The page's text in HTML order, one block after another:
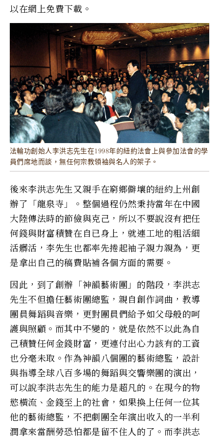
以在網上免費下載。
法輪功創始人李洪志先生在1998年的紐約法會上與參加法會的學
員們席地而談，無任何宗教領袖與名人的架子。
後來李洪志先生又親手在窮鄉僻壤的紐約上州創
辦了「龍泉寺」。整個過程仍然秉持當年在中國
大陸傳法時的節儉與克己，所以不要說沒有把任
何錢與財富積贊在自已身上，就連工地的粗活細
活髒活，李先生也都率先捲起袖子親力親為，更
是拿出自己的稿費貼補各個方面的需要。
因此，到了創辦「神韻藝術團」的階段，李洪志
先生不但擔任藝術團總監，親自創作詞曲，教導
團員舞蹈與音樂，更對團員們給予如父母般的呵
護與照顧。而其中不變的，就是依然不以此為自
己積贊任何金錢財富，更連付出心力該有的工資
也分毫未取。作為神韻八個團的藝術總監，設計
與指導全球八百多場的舞蹈與交響樂團的演出，
可以說李洪志先生的能力是超凡的。在現今的物
慾橫流、金錢至上的社會，如果換上任何一位其
他的藝術總監，不把劇團全年演出收入的一半利
潤拿來當酬勞恐怕都是留不住人的了。而李洪志